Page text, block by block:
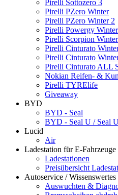
Pirelli Sottozero 3
Pirelli PZero Winter
Pirelli PZero Winter 2
Pirelli Powergy Winter
Pirelli Scorpion
Pirelli Cinturato
Pirelli Cinturato
Pirelli Cinturato ALL
Nokian Reifen- &
Pirelli TYRElife
Giveaway
BYD
BYD - Seal
BYD - Seal U / Seal
Lucid
Air
Ladestation für E-Fahrzeuge
Ladestationen
Preisübersicht
Autoservice / Wissenswertes
Auswuchten &